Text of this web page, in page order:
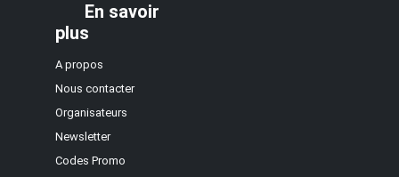
En savoir
plus
A propos
Nous contacter
Organisateurs
Newsletter
Codes Promo